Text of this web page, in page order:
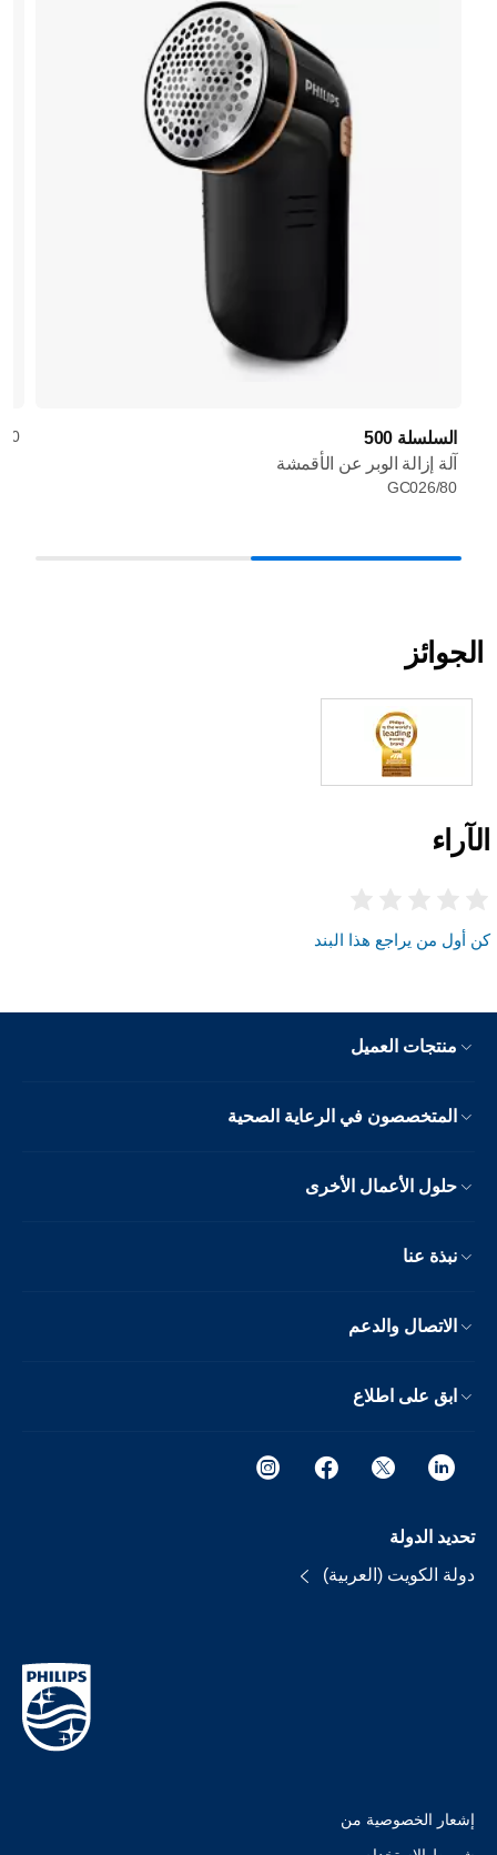
السلسلة 500
آلة إزالة الوبر عن الأقمشة
GC026/80
30
الجوائز
الآراء
كن أول من يراجع هذا البند
منتجات العميل
المتخصصون في الرعاية الصحية
حلول الأعمال الأخرى
نبذة عنا
الاتصال والدعم
ابق على اطلاع
تحديد الدولة
دولة الكويت (العربية)
إشعار الخصوصية من